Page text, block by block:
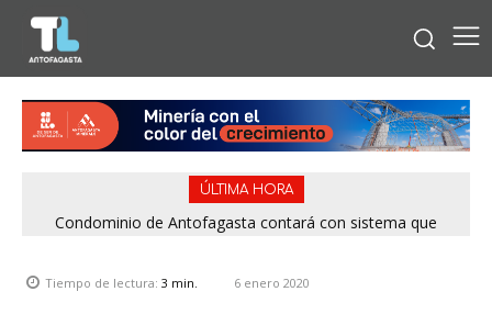
ÚLTIMA HORA
Condominio de Antofagasta contará con sistema que
Tiempo de lectura: 3 min. 6 enero 2020